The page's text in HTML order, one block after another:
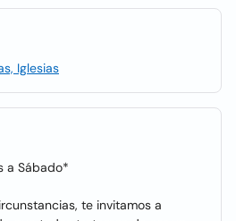
Iglesias
a Sábado*
te invitamos a